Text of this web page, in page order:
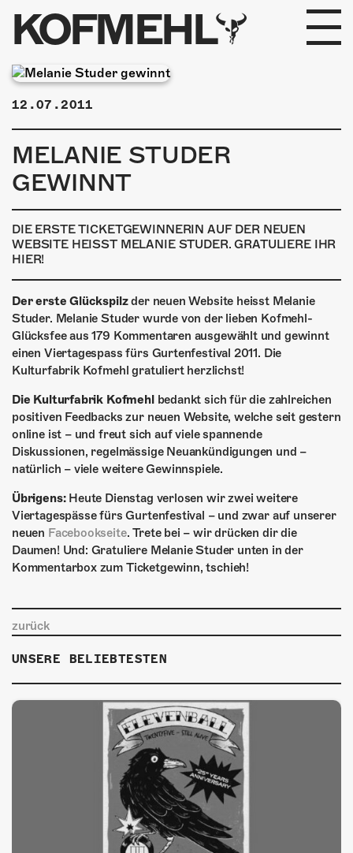
KOFMEHL
PROGRAMM
FABRIKGEFLÜSTER
GALERIE
PHOTOMAT
INFOS
KONTAKT
ÜBER UNS
GÖNNEREI
SHOP
MITMACHEN
12.07.2011
MELANIE STUDER
GEWINNT
DIE ERSTE TICKETGEWINNERIN AUF DER NEUEN
WEBSITE HEISST MELANIE STUDER. GRATULIERE IHR
HIER!
Der erste Glückspilzder neuen Website heisst Melanie
Studer. Melanie Studer wurde von der lieben Kofmehl-
Glücksfee aus 179 Kommentaren ausgewählt und gewinnt
einen Viertagespass fürs Gurtenfestival 2011. Die
Kulturfabrik Kofmehl gratuliert herzlichst!
Die Kulturfabrik Kofmehl bedankt sich für die zahlreichen
positiven Feedbacks zur neuen Website, welche seit gestern
online ist – und freut sich auf viele spannende
Diskussionen, regelmässige Neuankündigungen und –
natürlich – viele weitere Gewinnspiele.
Übrigens:Heute Dienstag verlosen wir zwei weitere
Viertagespässe fürs Gurtenfestival – und zwar auf unserer
neuen Facebookseite. Trete bei – wir drücken dir die
Daumen! Und: Gratuliere Melanie Studer unten in der
Kommentarbox zum Ticketgewinn, tschieh!
zurück
UNSERE BELIEBTESTEN